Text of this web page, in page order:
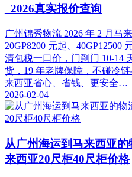
_2026真实报价查询
广州锦秀物流 2026 年 2 月马
20GP8200 元起、40GP12500
清包税一口价，门到门 10-14
货，19 年老牌保障，不碰冷
来西亚省心、省钱、更安全…
2026-02-04
从广州海运到马来西亚
来西亚20尺柜40尺柜价格